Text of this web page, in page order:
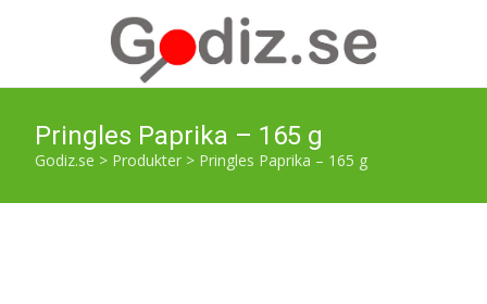
Pringles Paprika – 165 g
Godiz.se > Produkter > Pringles Paprika – 165 g